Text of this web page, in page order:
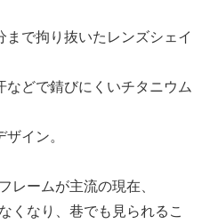
で拘り抜いたレンズシェイ
どで錆びにくいチタニウム
イン。
レームが主流の現在、
くなり、巷でも見られるこ